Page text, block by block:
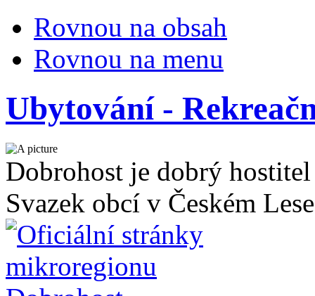
Rovnou na obsah
Rovnou na menu
Ubytování -
Dobrohost je dobrý hostitel
Svazek obcí v Českém Lese